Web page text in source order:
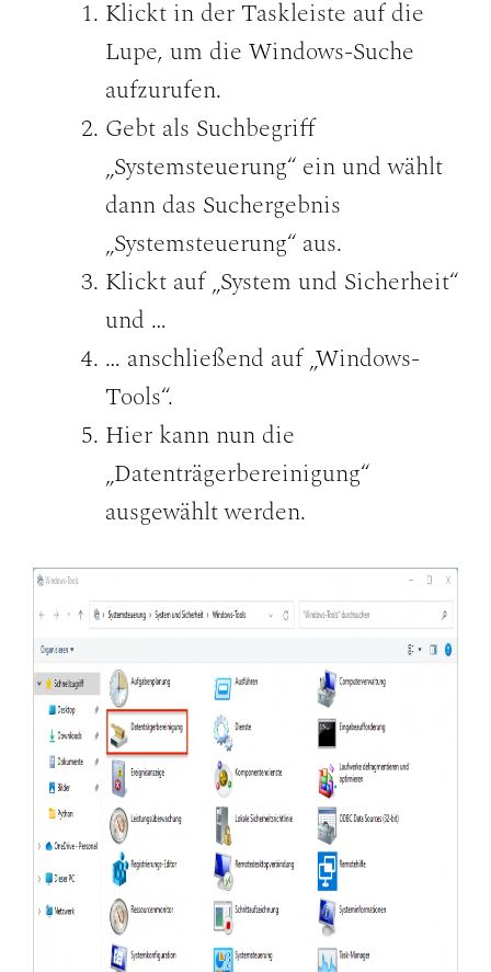
Klickt in der Taskleiste auf die
Lupe, um die Windows-Suche
aufzurufen.
Gebt als Suchbegriff
„Systemsteuerung“ ein und wählt
dann das Suchergebnis
„Systemsteuerung“ aus.
Klickt auf „System und Sicherheit“
und …
… anschließend auf „Windows-
Tools“.
Hier kann nun die
„Datenträgerbereinigung“
ausgewählt werden.